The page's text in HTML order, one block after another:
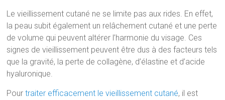
Le vieillissement cutané ne se limite pas aux rides. En effet,
la peau subit également un relâchement cutané et une perte
de volume qui peuvent altérer l’harmonie du visage. Ces
signes de vieillissement peuvent être dus à des facteurs tels
que la gravité, la perte de collagène, d’élastine et d’acide
hyaluronique.
Pourtraiter efficacement le vieillissement cutané, il est